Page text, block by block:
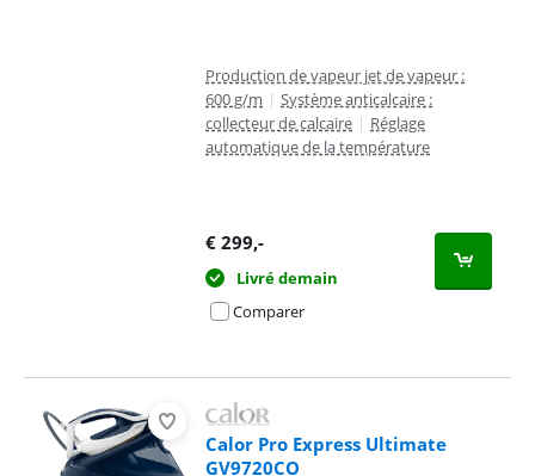
Production de vapeur jet de vapeur :
600 g/m | Système anticalcaire :
collecteur de calcaire | Réglage
automatique de la température
€ 299,-
Livré demain
Comparer
Calor Pro Express Ultimate
GV9720CO